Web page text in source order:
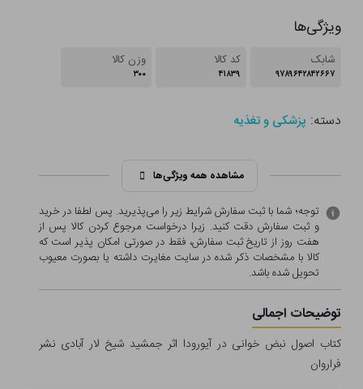
ویژگی‌ها
شابک
۹۷۸۹۶۴۲۸۴۲۶۶۷
کد کالا
۴۱۸۳۹
وزن کالا
۳۰۰
دسته: پزشکی و تغذیه
مشاهده همه ویژگی‌ها
توجه؛ شما با ثبت سفارش شرایط زیر را می‌پذیرید. پس لطفا در خرید
و ثبت سفارش دقت کنید. زیرا درخواست مرجوع کردن کالا پس از
هفت روز از تاریخ ثبت سفارش، فقط در صورتی امکان پذیر است که
کالا با مشخصات ذکر شده در سایت مغایرت داشته یا بصورت معيوب
تحویل شده باشد.
توضیحات اجمالی
کتاب اصول نبض خوانی در آیورودا اثر جمشید شیخ لار آبادی نشر
فراروان